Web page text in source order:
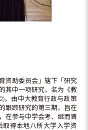
资助委员会」辖下「研究
其中一项研究，名为《教
，由中大教育行政与政策
跟踪研究的第三期，旨在
在参与中学会考、继而晋
得本地八所大学入学资